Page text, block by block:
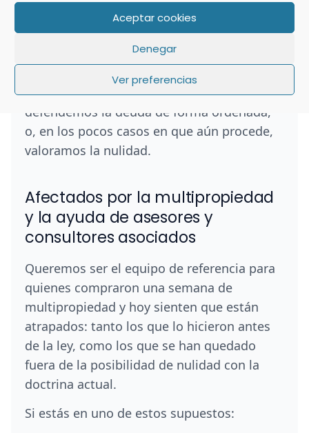
Aceptar cookies
Denegar
Ver preferencias
Herencias en las que nadie quiere
“heredar el problema”.
El objetivo de mi trabajo es dar una
respuesta clara a todas esas situaciones:
sales con cambio de titularidad, o
defendemos la deuda de forma ordenada,
o, en los pocos casos en que aún procede,
valoramos la nulidad.
Afectados por la multipropiedad
y la ayuda de asesores y
consultores asociados
Queremos ser el equipo de referencia para
quienes compraron una semana de
multipropiedad y hoy sienten que están
atrapados: tanto los que lo hicieron antes
de la ley, como los que se han quedado
fuera de la posibilidad de nulidad con la
doctrina actual.
Si estás en uno de estos supuestos: